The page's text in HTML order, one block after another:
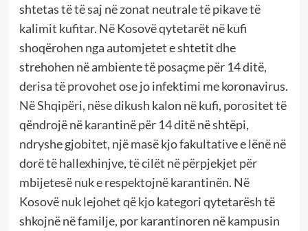
shtetas të të saj në zonat neutrale të pikave të
kalimit kufitar. Në Kosovë qytetarët në kufi
shoqërohen nga automjetet e shtetit dhe
strehohen në ambiente të posaçme për 14 ditë,
derisa të provohet ose jo infektimi me koronavirus.
Në Shqipëri, nëse dikush kalon në kufi, porositet të
qëndrojë në karantinë për 14 ditë në shtëpi,
ndryshe gjobitet, një masë kjo fakultative e lënë në
dorë të hallexhinjve, të cilët në përpjekjet për
mbijetesë nuk e respektojnë karantinën. Në
Kosovë nuk lejohet që kjo kategori qytetarësh të
shkojnë në familje, por karantinoren në kampusin